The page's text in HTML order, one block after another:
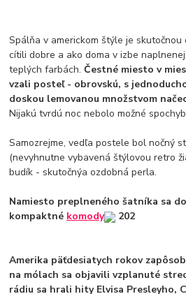
Spálňa v americkom štýle je
cítili dobre a ako doma v izbe
teplých farbách.Čestné miesto v
vzali posteľ - obrovskú, s
doskou lemovanou množstvom
Nijakú tvrdú noc nebolo možné
Samozrejme, vedľa postele bol nočný
(nevyhnutne vybavená štýlovou retro
budík - skutočnýa ozdobná perla.
Namiesto preplneného šatníka sa
kompaktné komody 202
Amerika päťdesiatych rokov
na mólach sa objavili vzplanuté
rádiu sa hrali hity Elvisa Presleyho,